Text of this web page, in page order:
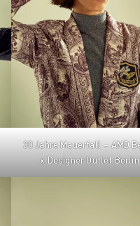
30 Jahre Mauerfall – AMD
x Designer Outlet Berlin